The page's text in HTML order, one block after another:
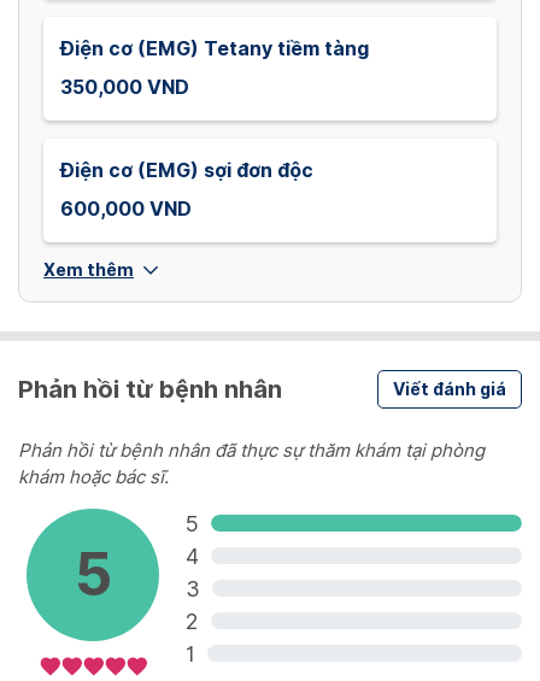
Điện cơ (EMG) Tetany tiềm tàng
350,000 VND
Điện cơ (EMG) sợi đơn độc
600,000 VND
Xem thêm
Phản hồi từ bệnh nhân Viết đánh giá
Phản hồi từ bệnh nhân đã thực sự thăm khám tại phòng
khám hoặc bác sĩ.
5
5
4
3
2
1